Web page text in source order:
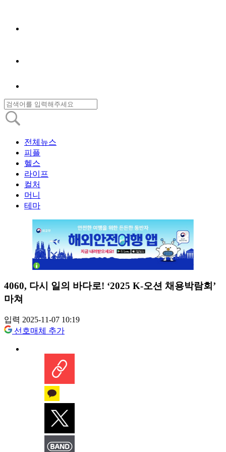
전체뉴스
피플
헬스
라이프
컬처
머니
테마
4060, 다시 일의 바다로! ‘2025 K-오션 채용박람회’
마쳐
입력 2025-11-07 10:19
선호매체 추가